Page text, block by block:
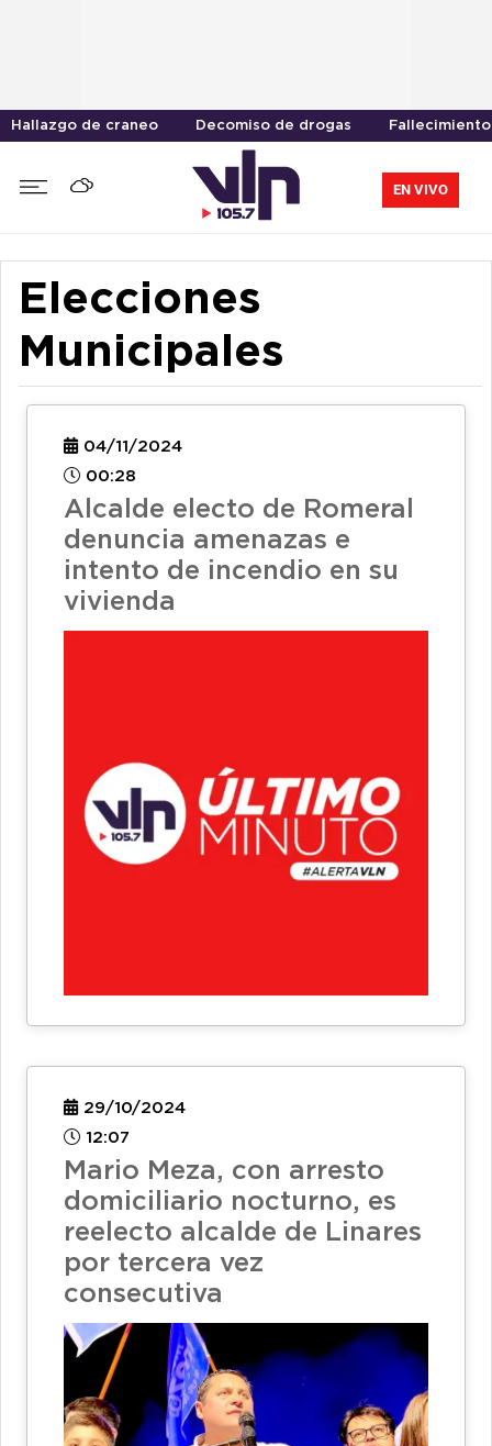
Hallazgo de craneo Decomiso de drogas Fallecimiento
EN VIVO
Elecciones
Municipales
04/11/2024
00:28
Alcalde electo de Romeral
denuncia amenazas e
intento de incendio en su
vivienda
29/10/2024
12:07
Mario Meza, con arresto
domiciliario nocturno, es
reelecto alcalde de Linares
por tercera vez
consecutiva